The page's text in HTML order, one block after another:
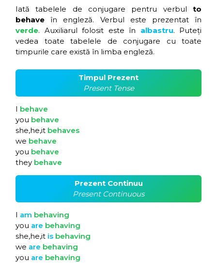
Iată tabelele de conjugare pentru verbul to
behave în engleză. Verbul este prezentat în
verde. Auxiliarul folosit este în albastru. Puteți
vedea toate tabelele de conjugare cu toate
timpurile care există în limba engleză.
Timpul Prezent
Present Tense
I behave
you behave
she,he,it behaves
we behave
you behave
they behave
Prezent Continuu
Present Continuous
I am behaving
you are behaving
she,he,it is behaving
we are behaving
you are behaving